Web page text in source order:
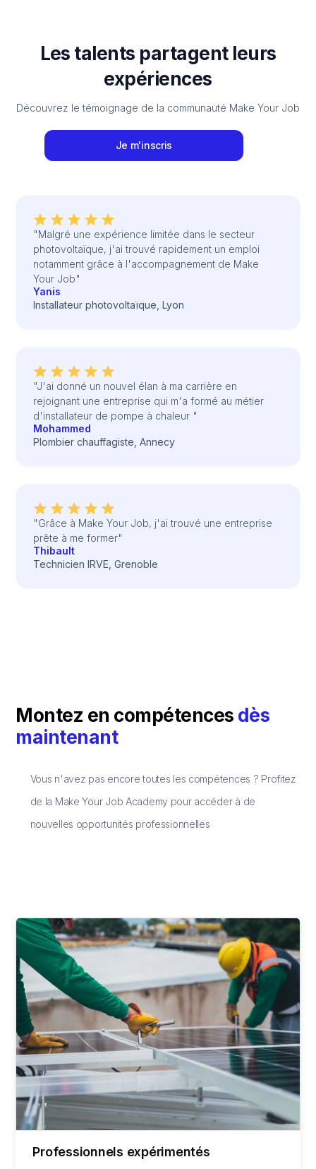
Les talents partagent leurs
expériences
Découvrez le témoignage de la communauté Make Your Job
Je m'inscris
"Malgré une expérience limitée dans le secteur
photovoltaïque, j'ai trouvé rapidement un emploi
notamment grâce à l'accompagnement de Make
Your Job"
Yanis
Installateur photovoltaïque, Lyon
"J'ai donné un nouvel élan à ma carrière en
rejoignant une entreprise qui m'a formé au métier
d'installateur de pompe à chaleur "
Mohammed
Plombier chauffagiste, Annecy
"Grâce à Make Your Job, j'ai trouvé une entreprise
prête à me former"
Thibault
Technicien IRVE, Grenoble
Montez en compétences dès
maintenant
Vous n'avez pas encore toutes les compétences ? Profitez
de la Make Your Job Academy pour accéder à de
nouvelles opportunités professionnelles
Professionnels expérimentés